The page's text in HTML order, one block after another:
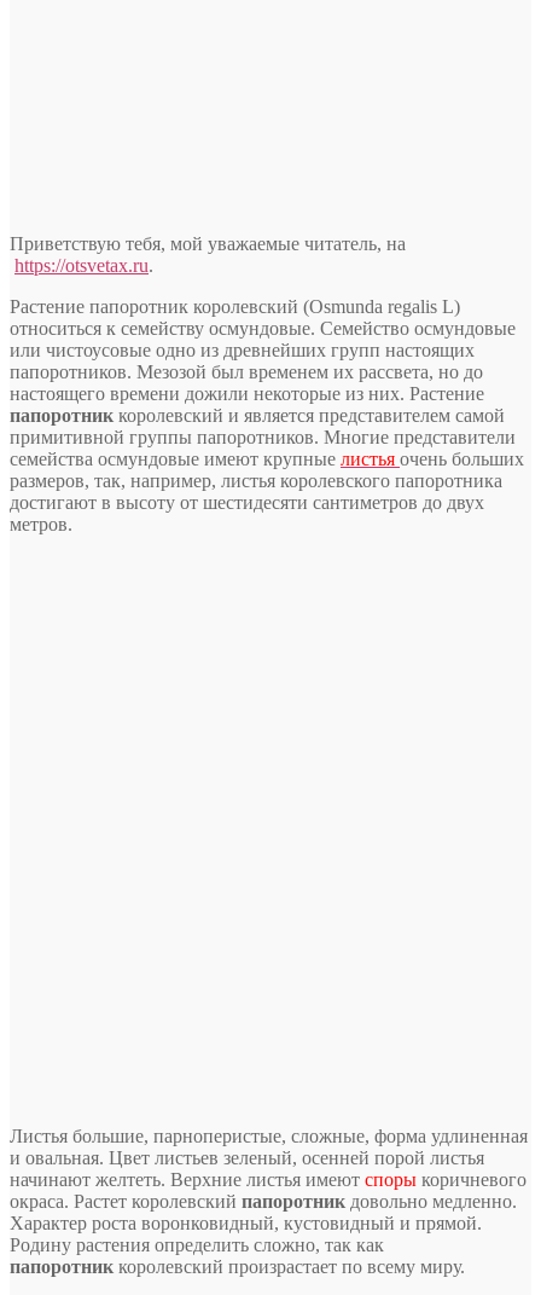
Приветствую тебя, мой уважаемые читатель, на
https://otsvetax.ru.
Растение папоротник королевский (Osmunda regalis L)
относиться к семейству осмундовые. Семейство осмундовые
или чистоусовые одно из древнейших групп настоящих
папоротников. Мезозой был временем их рассвета, но до
настоящего времени дожили некоторые из них. Растение
папоротник королевский и является представителем самой
примитивной группы папоротников. Многие представители
семейства осмундовые имеют крупные листья очень больших
размеров, так, например, листья королевского папоротника
достигают в высоту от шестидесяти сантиметров до двух
метров.
Листья большие, парноперистые, сложные, форма удлиненная
и овальная. Цвет листьев зеленый, осенней порой листья
начинают желтеть. Верхние листья имеют споры коричневого
окраса. Растет королевский папоротник довольно медленно.
Характер роста воронковидный, кустовидный и прямой.
Родину растения определить сложно, так как
папоротник королевский произрастает по всему миру.